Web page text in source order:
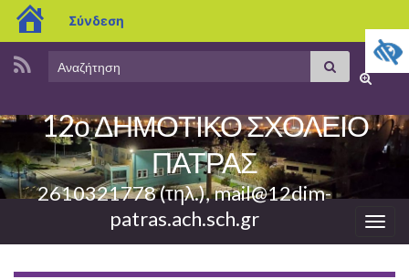
blogs.sch.gr
Σύνδεση
Search
Αναζήτηση
12ο ΔΗΜΟΤΙΚΟ ΣΧΟΛΕΙΟ
ΠΑΤΡΑΣ
2610321778 (τηλ.), mail@12dim-
patras.ach.sch.gr